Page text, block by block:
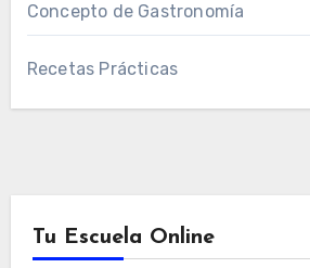
Concepto de Gastronomía
Recetas Prácticas
Tu Escuela Online